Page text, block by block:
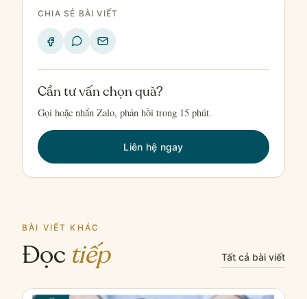
CHIA SẺ BÀI VIẾT
Cần tư vấn chọn quà?
Gọi hoặc nhắn Zalo, phản hồi trong 15 phút.
Liên hệ ngay
BÀI VIẾT KHÁC
Đọc tiếp Tất cả bài viết